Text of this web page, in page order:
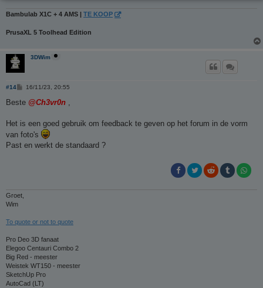
Bambulab X1C + 4 AMS | TE KOOP
PrusaXL 5 Toolhead Edition
3DWim
#14
B
r
h
16/11/23, 20:55
Beste @Ch3vr0n
Het is een goed gebruik om feedback te geven op het forum in de vorm
van foto's
Past en werkt de standaard ?
Groet,
Wim
To quote or not to quote
Pro Deo 3D fanaat
Elegoo Centauri Combo 2
Big Red - meester
Weistek WT150 - meester
SketchUp Pro
AutoCad (LT)